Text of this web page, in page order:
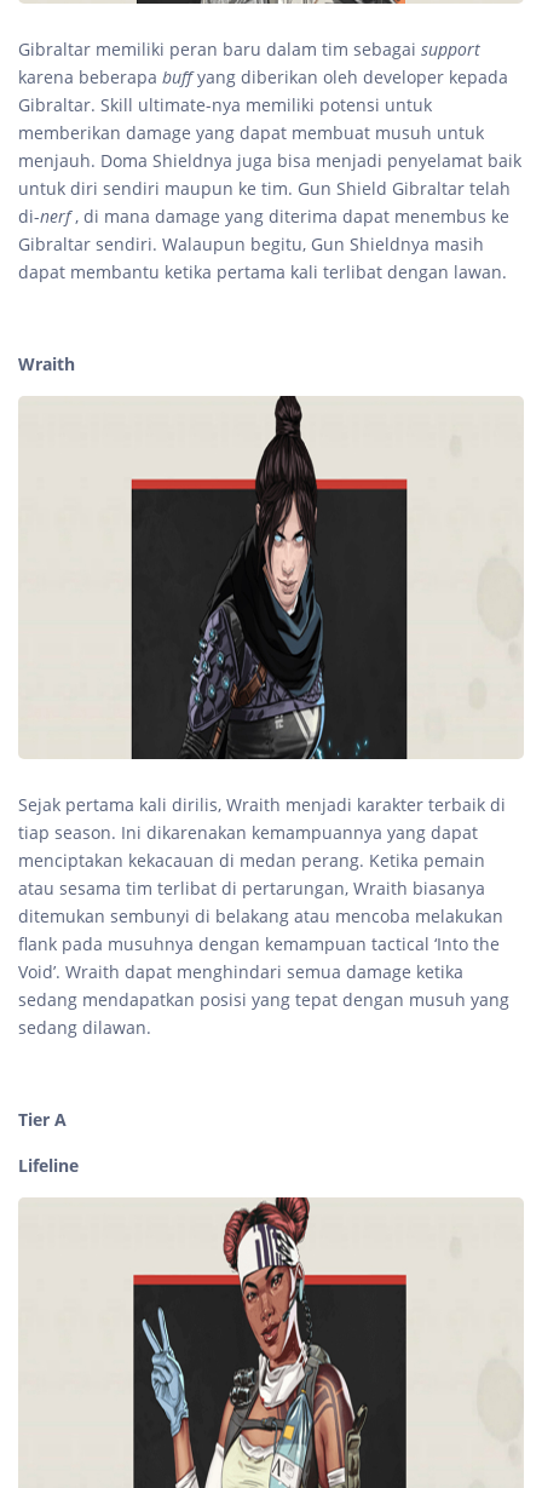
Gibraltar memiliki peran baru dalam tim sebagai support
karena beberapa buffyang diberikan oleh developer kepada
Gibraltar. Skill ultimate-nya memiliki potensi untuk
memberikan damage yang dapat membuat musuh untuk
menjauh. Doma Shieldnya juga bisa menjadi penyelamat baik
untuk diri sendiri maupun ke tim. Gun Shield Gibraltar telah
di-nerf, di mana damage yang diterima dapat menembus ke
Gibraltar sendiri. Walaupun begitu, Gun Shieldnya masih
dapat membantu ketika pertama kali terlibat dengan lawan.
Wraith
Sejak pertama kali dirilis, Wraith menjadi karakter terbaik di
tiap season. Ini dikarenakan kemampuannya yang dapat
menciptakan kekacauan di medan perang. Ketika pemain
atau sesama tim terlibat di pertarungan, Wraith biasanya
ditemukan sembunyi di belakang atau mencoba melakukan
flank pada musuhnya dengan kemampuan tactical ‘Into the
Void’. Wraith dapat menghindari semua damage ketika
sedang mendapatkan posisi yang tepat dengan musuh yang
sedang dilawan.
Tier A
Lifeline